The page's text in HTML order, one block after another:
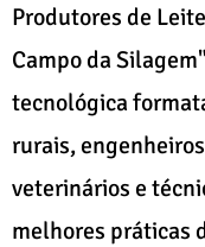
Produtores de
Campo da
tecnológica
rurais,
veterinários e
melhores práticas